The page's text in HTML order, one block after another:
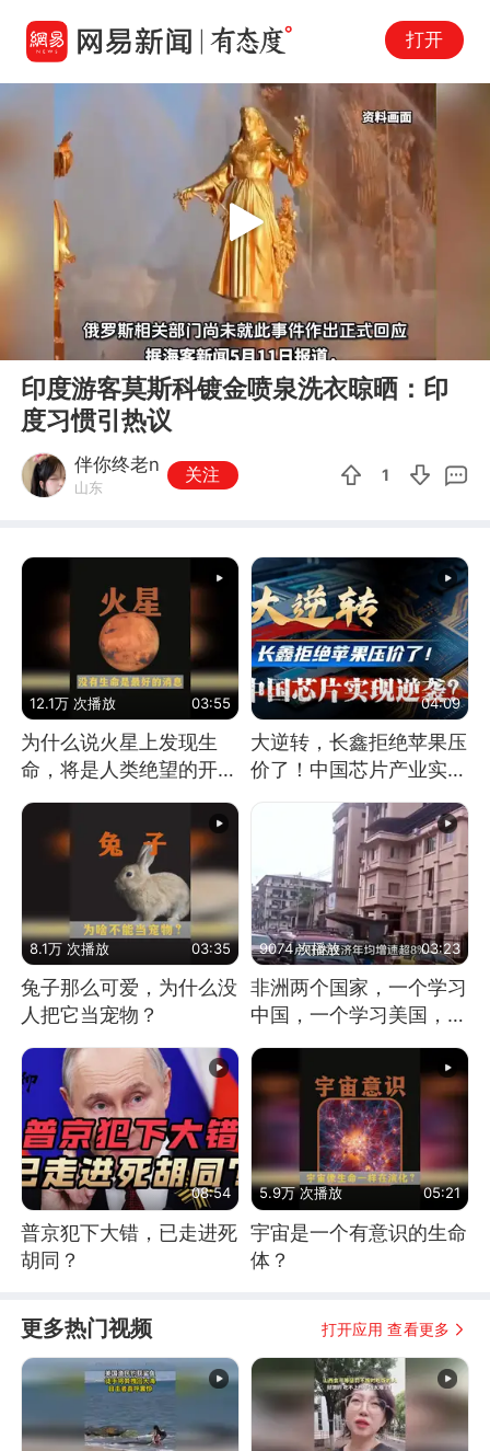
打开
00:00 00:36
Play
印度游客莫斯科镀金喷泉洗衣晾晒：印
度习惯引热议
伴你终老n
山东
关注 1
12.1万 次播放 03:55
为什么说火星上发现生
命，将是人类绝望的开
始？
04:09
大逆转，长鑫拒绝苹果压
价了！中国芯片产业实现
怎样的逆袭？
8.1万 次播放 03:35
兔子那么可爱，为什么没
人把它当宠物？
9074 次播放 03:23
非洲两个国家，一个学习
中国，一个学习美国，结
08:54
普京犯下大错，已走进死
胡同？
5.9万 次播放 05:21
宇宙是一个有意识的生命
体？
更多热门视频 打开应用 查看更多